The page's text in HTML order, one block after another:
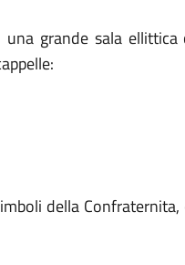
grande sala
della